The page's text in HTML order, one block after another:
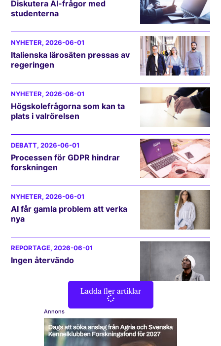
Diskutera AI-frågor med
studenterna
NYHETER, 2026-06-01
Italienska lärosäten pressas av
regeringen
NYHETER, 2026-06-01
Högskolefrågorna som kan ta
plats i valrörelsen
DEBATT, 2026-06-01
Processen för GDPR hindrar
forskningen
NYHETER, 2026-06-01
AI får gamla problem att verka
nya
REPORTAGE, 2026-06-01
Ingen återvändo
Ladda fler artiklar
Annons